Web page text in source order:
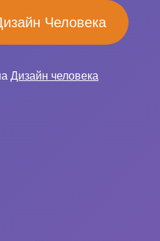
Человека
Дизайн человека